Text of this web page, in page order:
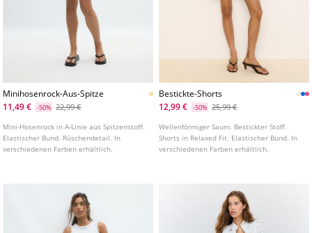
Minihosenrock-Aus-Spitze
11,49 €
-50% 22,99 €
Mini-Hosenrock in A-Linie aus Spitzenstoff.
Elastischer Bund. Rüschendetail. In
verschiedenen Farben erhältlich.
Bestickte-Shorts
12,99 €
-50% 25,99 €
Wellenförmiger Saum. Bestickter Stoff.
Shorts in Relaxed Fit. Elastischer Bund. In
verschiedenen Farben erhältlich.